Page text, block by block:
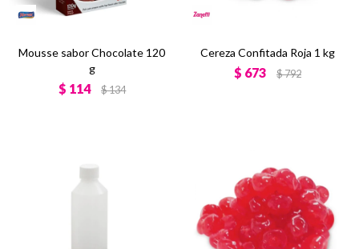
Mousse sabor Chocolate 120
g
$ 114 $134
Cereza Confitada Roja 1 kg
$ 673 $792